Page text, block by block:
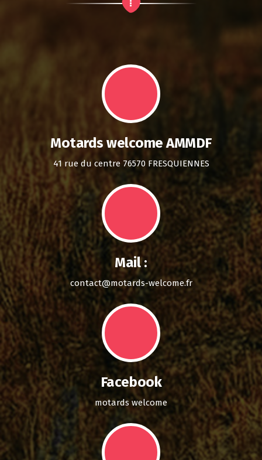
Motards welcome AMMDF
41 rue du centre 76570 FRESQUIENNES
Mail :
contact@motards-welcome.fr
Facebook
motards welcome